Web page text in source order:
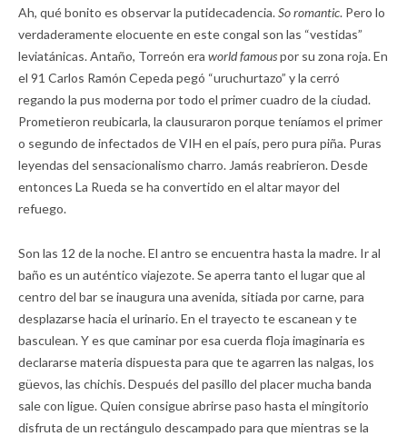
Ah, qué bonito es observar la putidecadencia.So romantic. Pero lo
verdaderamente elocuente en este congal son las “vestidas”
leviatánicas. Antaño, Torreón era world famouspor su zona roja. En
el 91 Carlos Ramón Cepeda pegó “uruchurtazo” y la cerró
regando la pus moderna por todo el primer cuadro de la ciudad.
Prometieron reubicarla, la clausuraron porque teníamos el primer
o segundo de infectados de VIH en el país, pero pura piña. Puras
leyendas del sensacionalismo charro. Jamás reabrieron. Desde
entonces La Rueda se ha convertido en el altar mayor del
refuego.
Son las 12 de la noche. El antro se encuentra hasta la madre. Ir al
baño es un auténtico viajezote. Se aperra tanto el lugar que al
centro del bar se inaugura una avenida, sitiada por carne, para
desplazarse hacia el urinario. En el trayecto te escanean y te
basculean. Y es que caminar por esa cuerda floja imaginaria es
declararse materia dispuesta para que te agarren las nalgas, los
güevos, las chichis. Después del pasillo del placer mucha banda
sale con ligue. Quien consigue abrirse paso hasta el mingitorio
disfruta de un rectángulo descampado para que mientras se la